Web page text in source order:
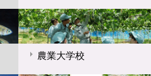
農業大学校